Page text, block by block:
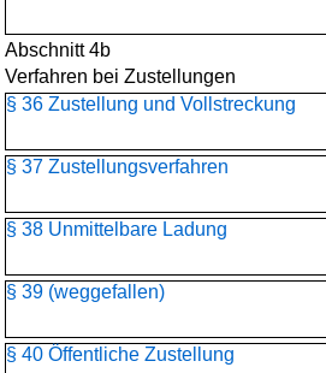
Abschnitt 4b
Verfahren bei Zustellungen
§ 36 Zustellung und Vollstreckung
§ 37 Zustellungsverfahren
§ 38 Unmittelbare Ladung
§ 39 (weggefallen)
§ 40 Öffentliche Zustellung